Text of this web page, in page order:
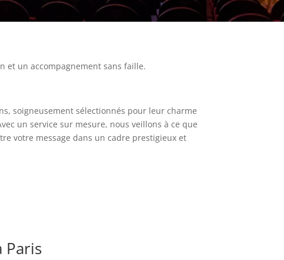
et un accompagnement sans faille.
soigneusement sélectionnés pour leur charme
un service sur mesure, nous veillons à ce que
votre message dans un cadre prestigieux et
Paris